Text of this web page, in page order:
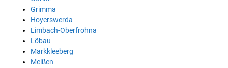
Grimma
Hoyerswerda
Limbach-Oberfrohna
Löbau
Markkleeberg
Meißen